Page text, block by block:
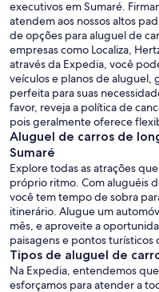
executivos em Sumaré.
atendem aos nossos altos
de opções para aluguel de
empresas como Localiza,
através da Expedia, você
veículos e planos de
perfeita para suas
favor, reveja a política de
pois geralmente oferece
Aluguel de carros de
Sumaré
Explore todas as atrações
próprio ritmo. Com aluguéis
você tem tempo de sobra
itinerário. Alugue um
mês, e aproveite a
paisagens e pontos turísticos
Tipos de aluguel de
Na Expedia, entendemos
esforçamos para atender a